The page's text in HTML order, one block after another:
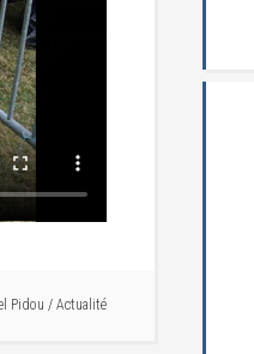
Pidou / Actualité